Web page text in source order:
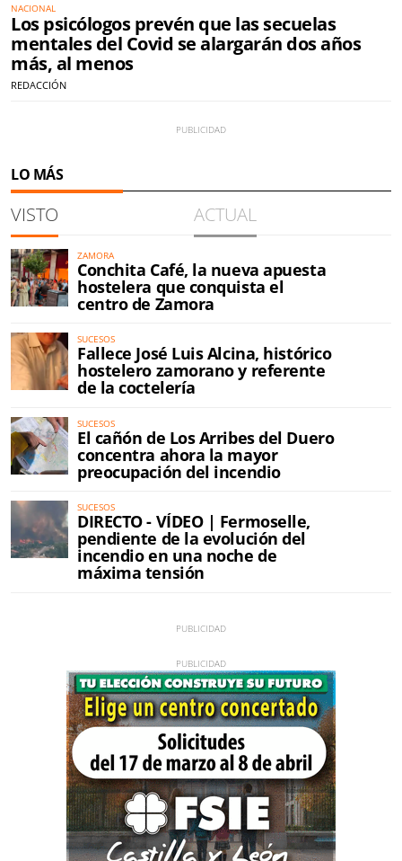
NACIONAL
Los psicólogos prevén que las secuelas
mentales del Covid se alargarán dos años
más, al menos
REDACCIÓN
LO MÁS
VISTO ACTUAL
ZAMORA
Conchita Café, la nueva apuesta
hostelera que conquista el
centro de Zamora
SUCESOS
Fallece José Luis Alcina, histórico
hostelero zamorano y referente
de la coctelería
SUCESOS
El cañón de Los Arribes del Duero
concentra ahora la mayor
preocupación del incendio
SUCESOS
DIRECTO - VÍDEO | Fermoselle,
pendiente de la evolución del
incendio en una noche de
máxima tensión